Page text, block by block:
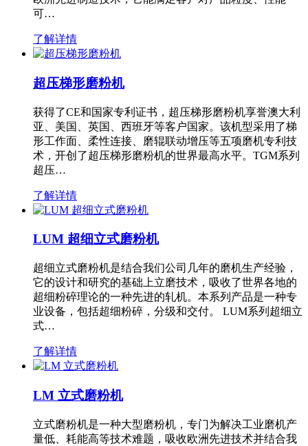
可…
了解详情
超压梯形磨粉机
获得了CE和国家专利证书，超压梯形磨粉机享誉澳大利
亚、美国、英国、西班牙等客户国家。该机型采用了梯
形工作面、柔性连接、磨辊联动增压等五项磨机专利技
术，开创了超压梯形磨粉机的世界最高水平。TGM系列
超压…
了解详情
LUM 超细立式磨粉机
超细立式磨粉机是结合我们公司几年的磨机生产经验，
它的设计和研究的基础上立磨技术，吸收了世界各地的
超细粉碎理论的一种先进的轧机。本系列产品是一种专
业设备，包括超细粉碎，分级和交付。 LUM系列超细立
式…
了解详情
LM 立式磨粉机
立式磨粉机是一种大型磨粉机，专门为解决工业磨机产
量低、耗能高等技术难题，吸收欧洲先进技术并结合我